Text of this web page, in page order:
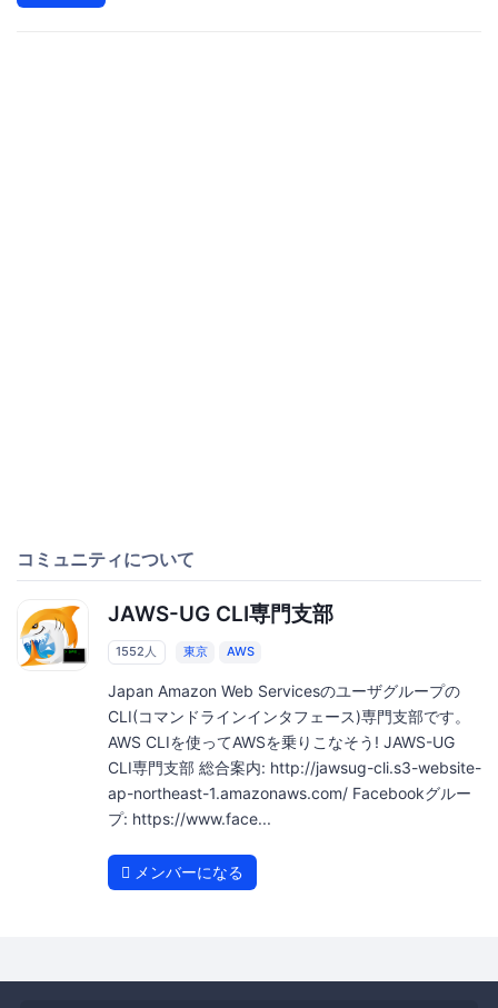
コミュニティについて
JAWS-UG CLI専門支部
1552人 東京 AWS
Japan Amazon Web Servicesのユーザグループの
CLI(コマンドラインインタフェース)専門支部です。
AWS CLIを使ってAWSを乗りこなそう! JAWS-UG
CLI専門支部 総合案内: http://jawsug-cli.s3-website-
ap-northeast-1.amazonaws.com/ Facebookグルー
プ: https://www.face...
メンバーになる